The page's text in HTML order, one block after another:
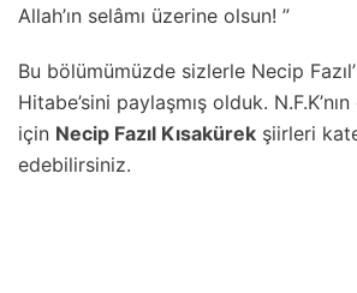
Allah’ın selâmı üzerine olsun! ”
Bu bölümümüzde sizlerle Necip
Hitabe’sini paylaşmış olduk.
için Necip Fazıl Kısakürek şiirleri
edebilirsiniz.